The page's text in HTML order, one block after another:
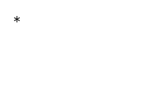
＊